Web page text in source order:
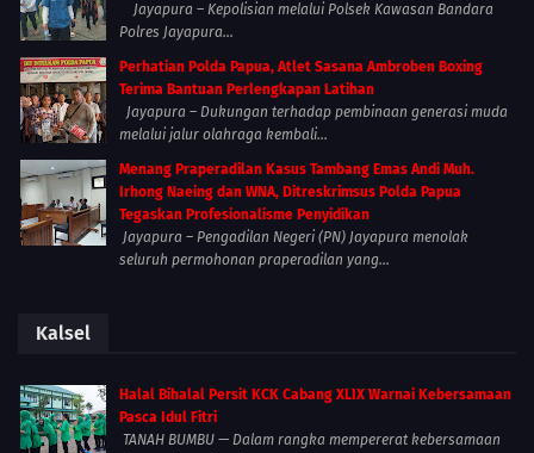
Jayapura – Kepolisian melalui Polsek Kawasan Bandara
Polres Jayapura...
Perhatian Polda Papua, Atlet Sasana Ambroben Boxing
Terima Bantuan Perlengkapan Latihan
Jayapura – Dukungan terhadap pembinaan generasi muda
melalui jalur olahraga kembali...
Menang Praperadilan Kasus Tambang Emas Andi Muh.
Irhong Naeing dan WNA, Ditreskrimsus Polda Papua
Tegaskan Profesionalisme Penyidikan
Jayapura – Pengadilan Negeri (PN) Jayapura menolak
seluruh permohonan praperadilan yang...
Kalsel
Halal Bihalal Persit KCK Cabang XLIX Warnai Kebersamaan
Pasca Idul Fitri
TANAH BUMBU — Dalam rangka mempererat kebersamaan